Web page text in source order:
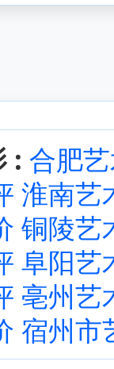
: 合肥
淮南艺
铜陵艺
阜阳艺
亳州艺
宿州市